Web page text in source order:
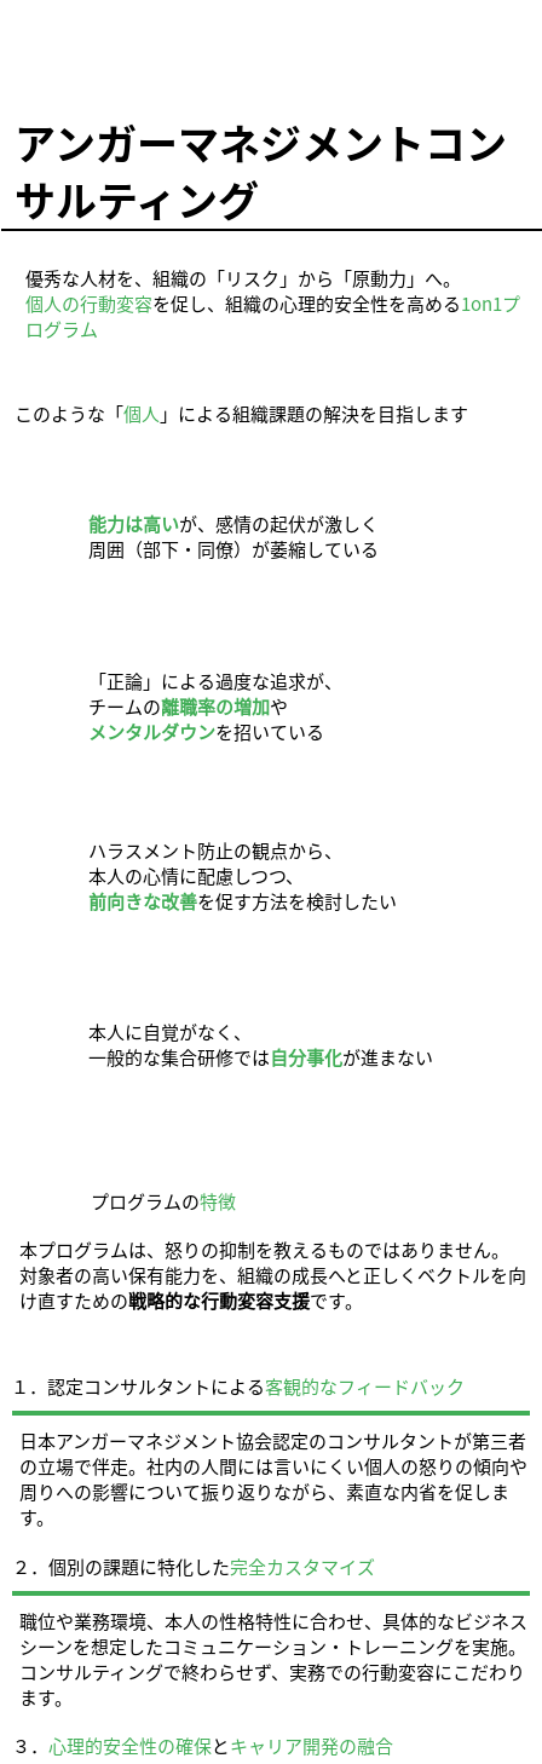
アンガーマネジメントコン
サルティング
優秀な人材を、組織の「リスク」から「原動力」へ。
個人の行動変容を促し、組織の心理的安全性を高める1on1プ
ログラム
このような「個人」による組織課題の解決を目指します
能力は高いが、感情の起伏が激しく
周囲（部下・同僚）が萎縮している
「正論」による過度な追求が、
チームの離職率の増加や
メンタルダウンを招いている
ハラスメント防止の観点から、
本人の心情に配慮しつつ、
前向きな改善を促す方法を検討したい
本人に自覚がなく、
一般的な集合研修では自分事化が進まない
プログラムの特徴
本プログラムは、怒りの抑制を教えるものではありません。
対象者の高い保有能力を、組織の成長へと正しくベクトルを向
け直すための戦略的な行動変容支援です。
１．認定コンサルタントによる客観的なフィードバック
日本アンガーマネジメント協会認定のコンサルタントが第三者
の立場で伴走。社内の人間には言いにくい個人の怒りの傾向や
周りへの影響について振り返りながら、素直な内省を促しま
す。
２．個別の課題に特化した完全カスタマイズ
職位や業務環境、本人の性格特性に合わせ、具体的なビジネス
シーンを想定したコミュニケーション・トレーニングを実施。
コンサルティングで終わらせず、実務での行動変容にこだわり
ます。
３． 心理的安全性の確保とキャリア開発の融合